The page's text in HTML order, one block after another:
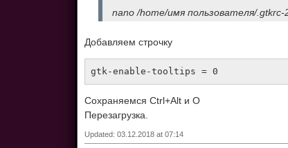
nano /home/имя пользователя/.gtkrc-
Добавляем строчку
gtk-enable-tooltips = 0
Сохраняемся Ctrl+Alt и O
Перезагрузка.
Updated: 03.12.2018 at 07:14